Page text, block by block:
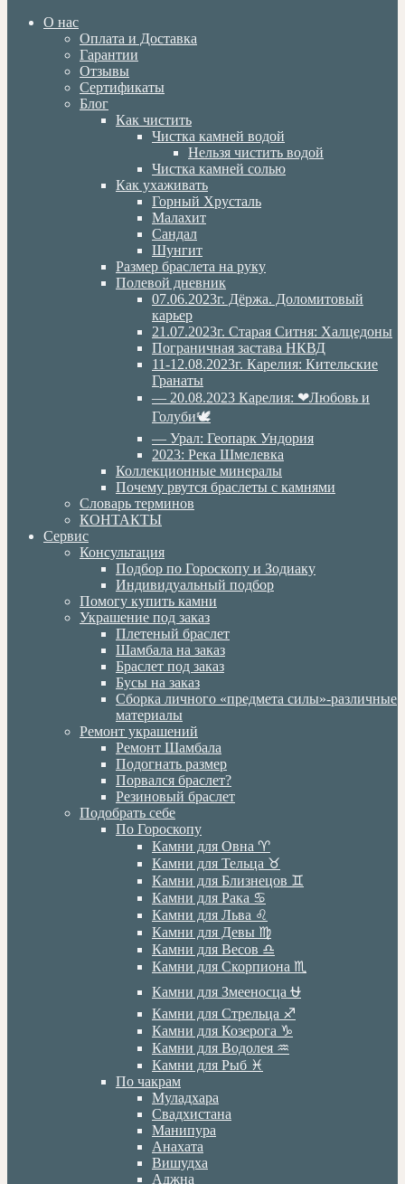
О нас
Оплата и Доставка
Гарантии
Отзывы
Сертификаты
Блог
Как чистить
Чистка камней водой
Нельзя чистить водой
Чистка камней солью
Как ухаживать
Горный Хрусталь
Малахит
Сандал
Шунгит
Размер браслета на руку
Полевой дневник
07.06.2023г. Дёржа. Доломитовый
карьер
21.07.2023г. Старая Ситня: Халцедоны
Пограничная застава НКВД
11-12.08.2023г. Карелия: Кительские
Гранаты
— 20.08.2023 Карелия: ❤Любовь и
Голуби🕊
— Урал: Геопарк Ундория
2023: Река Шмелевка
Коллекционные минералы
Почему рвутся браслеты с камнями
Словарь терминов
КОНТАКТЫ
Сервис
Консультация
Подбор по Гороскопу и Зодиаку
Индивидуальный подбор
Помогу купить камни
Украшение под заказ
Плетеный браслет
Шамбала на заказ
Браслет под заказ
Бусы на заказ
Сборка личного «предмета силы»-различные
материалы
Ремонт украшений
Ремонт Шамбала
Подогнать размер
Порвался браслет?
Резиновый браслет
Подобрать себе
По Гороскопу
Камни для Овна ♈️
Камни для Тельца ♉️
Камни для Близнецов ♊️
Камни для Рака ♋️
Камни для Льва ♌️
Камни для Девы ♍️
Камни для Весов ♎️
Камни для Скорпиона ♏️
Камни для Змееносца ⛎
Камни для Стрельца ♐️
Камни для Козерога ♑️
Камни для Водолея ♒️
Камни для Рыб ♓️
По чакрам
Муладхара
Свадхистана
Манипура
Анахата
Вишудха
Аджна